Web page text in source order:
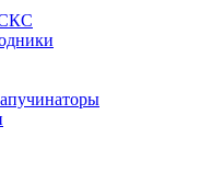
СКС